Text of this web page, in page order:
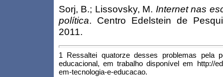
Sorj, B.; Lissovsky, M. Internet nas
política. Centro Edelstein de
2011.
1 Ressaltei quatorze desses problemas pela
educacional, em trabalho disponível em http://
em-tecnologia-e-educacao.